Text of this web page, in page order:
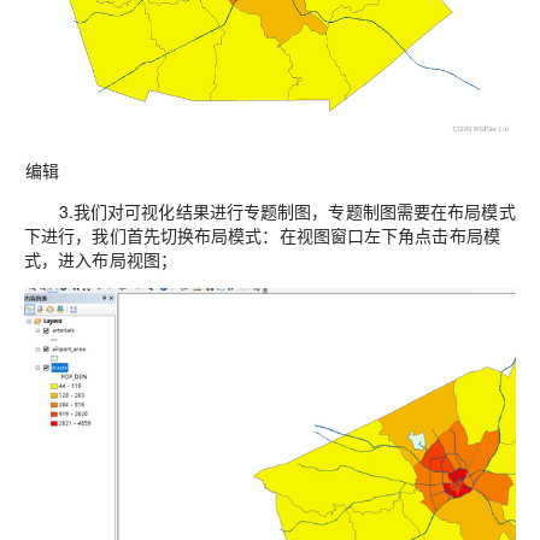
编辑
3.我们对可视化结果进行专题制图，专题制图需要在布局模式
下进行，我们首先切换布局模式：在视图窗口左下角点击布局模
式，进入布局视图；